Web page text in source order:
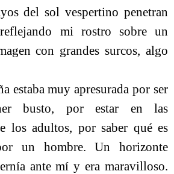
del sol vespertino penetran
mi rostro sobre un
con grandes surcos, algo
estaba muy apresurada por ser
busto, por estar en las
los adultos, por saber qué es
un hombre. Un horizonte
ante mí y era maravilloso.